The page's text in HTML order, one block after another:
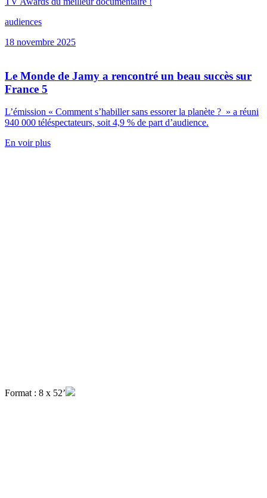
audiences
18 novembre 2025
Le Monde de Jamy a rencontré un beau succès sur
France 5
L’émission « Comment s’habiller sans essorer la planète ? » a réuni
940 000 téléspectateurs, soit 4,9 % de part d’audience.
En voir plus
Format : 8 x 52’